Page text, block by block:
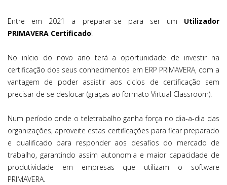
Entre em 2021 a preparar-se para ser um Utilizador
PRIMAVERA Certificado!
No início do novo ano terá a oportunidade de investir na
certificação dos seus conhecimentos em ERP PRIMAVERA, com a
vantagem de poder assistir aos ciclos de certificação sem
precisar de se deslocar (graças ao formato Virtual Classroom).
Num período onde o teletrabalho ganha força no dia-a-dia das
organizações, aproveite estas certificações para ficar preparado
e qualificado para responder aos desafios do mercado de
trabalho, garantindo assim autonomia e maior capacidade de
produtividade em empresas que utilizam o software
PRIMAVERA.